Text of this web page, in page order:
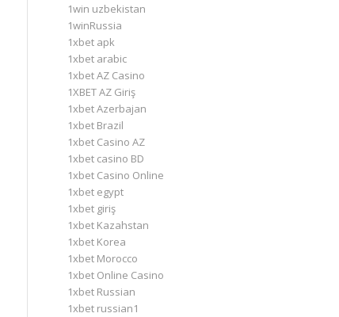
1win uzbekistan
1winRussia
1xbet apk
1xbet arabic
1xbet AZ Casino
1XBET AZ Giriş
1xbet Azerbajan
1xbet Brazil
1xbet Casino AZ
1xbet casino BD
1xbet Casino Online
1xbet egypt
1xbet giriş
1xbet Kazahstan
1xbet Korea
1xbet Morocco
1xbet Online Casino
1xbet Russian
1xbet russian1